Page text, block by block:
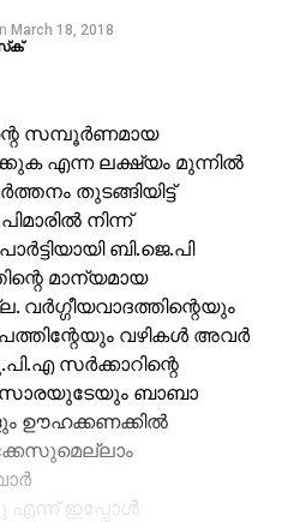
March 18, 2018
സമ്പൂര്‍ണമായ
എന്ന ലക്ഷ്യം മുന്നില്‍
തുടങ്ങിയിട്ട്
നിന്ന്
ബി.ജെ.പി
മാന്യമായ
വര്‍ഗ്ഗീയവാദത്തിന്റെയും
വഴികള്‍ അവര്‍
സര്‍ക്കാറിന്റെ
ബാബാ
ഊഹക്കണക്കില്‍
എന്ന് ഇപ്പോള്‍